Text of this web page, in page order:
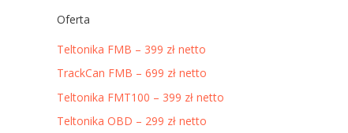
Oferta
Teltonika FMB – 399 zł netto
TrackCan FMB – 699 zł netto
Teltonika FMT100 – 399 zł netto
Teltonika OBD – 299 zł netto